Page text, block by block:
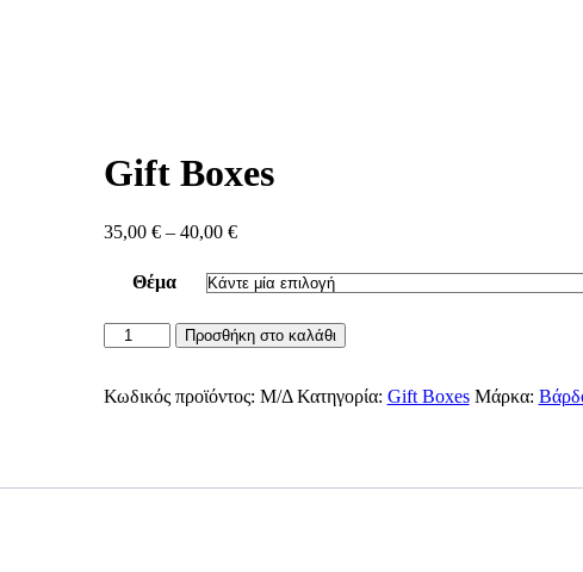
Gift Boxes
35,00 € – 40,00 €Price
35,00 €
through
Θέμα
Gift
Boxes
Προσθήκη στο καλάθι
Κωδικός προϊόντος: Μ/Δ Κατηγορία: Gift Boxes Μάρκα: